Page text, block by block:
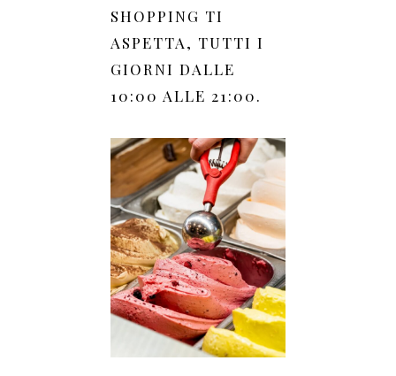
SHOPPING TI
ASPETTA, TUTTI I
GIORNI DALLE
10:00 ALLE 21:00.